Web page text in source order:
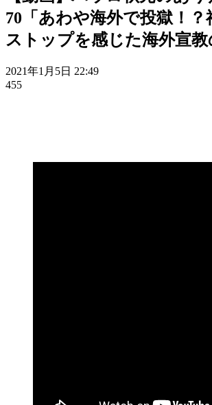
70「あわや海外で投獄！？
ストップを感じた海外宣教
2021年1月5日 22:49
455